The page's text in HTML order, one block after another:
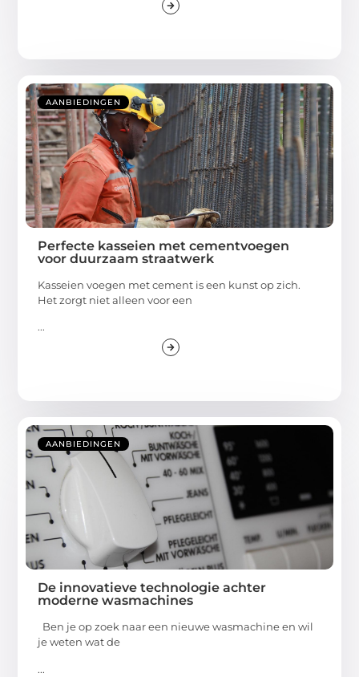
AANBIEDINGEN
Perfecte kasseien met cementvoegen
voor duurzaam straatwerk
Kasseien voegen met cement is een kunst op zich.
Het zorgt niet alleen voor een
...
AANBIEDINGEN
De innovatieve technologie achter
moderne wasmachines
Ben je op zoek naar een nieuwe wasmachine en wil
je weten wat de
...